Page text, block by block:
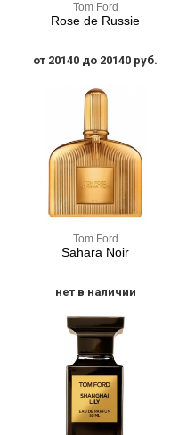
Tom Ford
Rose de Russie
от 20140 до 20140 руб.
Tom Ford
Sahara Noir
нет в наличии